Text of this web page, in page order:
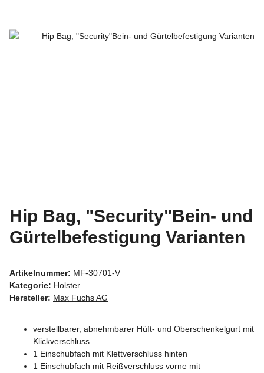
Hip Bag, "Security"Bein- und
Gürtelbefestigung Varianten
Artikelnummer: MF-30701-V
Kategorie: Holster
Hersteller: Max Fuchs AG
verstellbarer, abnehmbarer Hüft- und Oberschenkelgurt mit
Klickverschluss
1 Einschubfach mit Klettverschluss hinten
1 Einschubfach mit Reißverschluss vorne mit